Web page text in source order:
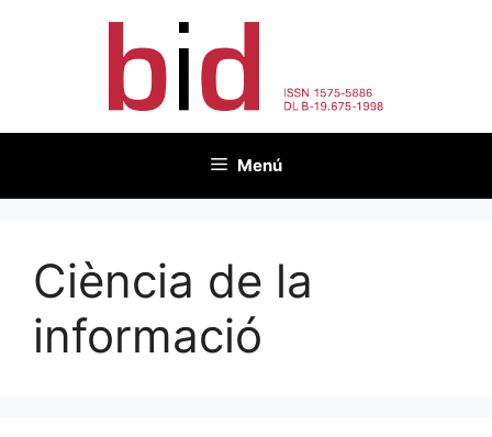
Menú
Ciència de la
informació